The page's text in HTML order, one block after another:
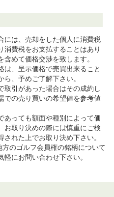
には、売却をした個人に消費税
消費税をお支払することはあり
めて価格交渉を致します。
は、呈示価格で売買出来ること
、予めご了解下さい。
取引があった場合はその成約し
での売り買いの希望値を参考値
あっても額面や種別によって価
お取り決めの際には慎重にご検
れた上でお取り決め下さい。
のゴルフ会員権の銘柄について
にお問い合わせ下さい。